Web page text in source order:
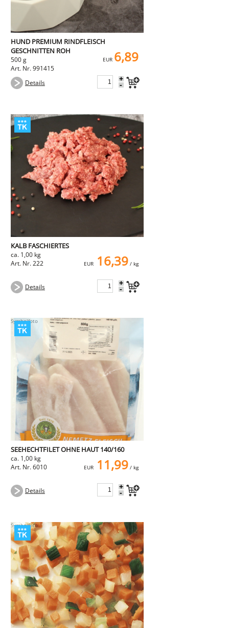
HUND PREMIUM RINDFLEISCH
GESCHNITTEN ROH
500 g
Art. Nr. 991415
EUR 6,89
Details +
-
KALB FASCHIERTES
ca. 1,00 kg
Art. Nr. 222
EUR 16,39/ kg
Details +
-
SEEHECHTFILET OHNE HAUT 140/160
ca. 1,00 kg
Art. Nr. 6010
EUR 11,99/ kg
Details +
-